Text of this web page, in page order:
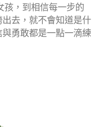
孩，到相信每一步的
去，就不會知道是什
勇敢都是一點一滴練